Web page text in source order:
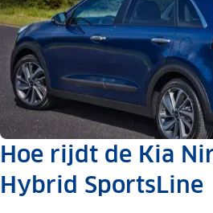
Hoe rijdt de Kia
Hybrid SportsLine